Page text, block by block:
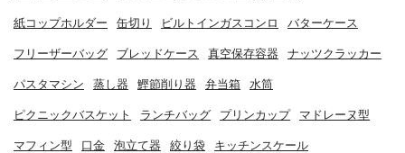
紙コップホルダー 缶切り ビルトインガスコンロ バターケース
フリーザーバッグ ブレッドケース 真空保存容器 ナッツクラッカー
パスタマシン 蒸し器 鰹節削り器 弁当箱 水筒
ピクニックバスケット ランチバッグ プリンカップ マドレーヌ型
マフィン型 口金 泡立て器 絞り袋 キッチンスケール